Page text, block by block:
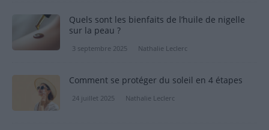
Quels sont les bienfaits de l’huile de nigelle
sur la peau ?
3 septembre 2025 Nathalie Leclerc
Comment se protéger du soleil en 4 étapes
24 juillet 2025 Nathalie Leclerc